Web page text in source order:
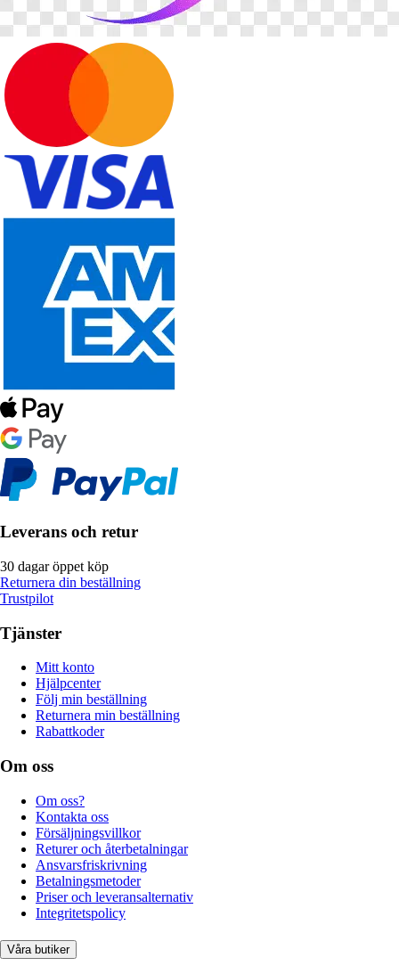
Leverans och retur
30 dagar öppet köp
Returnera din beställning
Trustpilot
Tjänster
Mitt konto
Hjälpcenter
Följ min beställning
Returnera min beställning
Rabattkoder
Om oss
Om oss?
Kontakta oss
Försäljningsvillkor
Returer och återbetalningar
Ansvarsfriskrivning
Betalningsmetoder
Priser och leveransalternativ
Integritetspolicy
Våra butiker